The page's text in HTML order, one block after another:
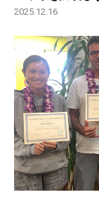
2025.12.16